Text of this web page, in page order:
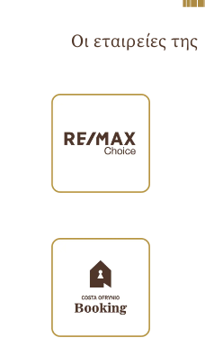
Οι εταιρείες της